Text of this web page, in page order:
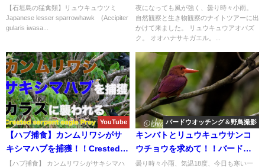
sparrowhawk (Accipiter
gularis iwasakii)
【石垣島の猛禽類】リュウキュウツミ
Japanese lesser sparrowhawk (Accipiter
gularis iwasa...
ハンサキガエル、ヤエヤマオオ
コウモリなどなど出会い盛り沢
山で楽しい！！夜の自然観察＆
夜になっても風が強く、曇り時々小雨。
自然観察と生き物観察のナイトツアーに出
かけて来ました。 リュウキュウアオバズ
ク。 オオハナサキガエル。...
YouTube
【ハブ捕食】カンムリワシがサ
キシマハブを捕獲！！Crested
serpent eagle Prey on snakes
【ハブ捕食】 カンムリワシがサキシマハ
バードウオッチング＆野鳥撮影
キンバトとリュウキュウサンコ
ウチョウを求めて！！バードウ
オッチングと自然観察ガイ
曇り時々小雨、気温18度、今日も寒い一